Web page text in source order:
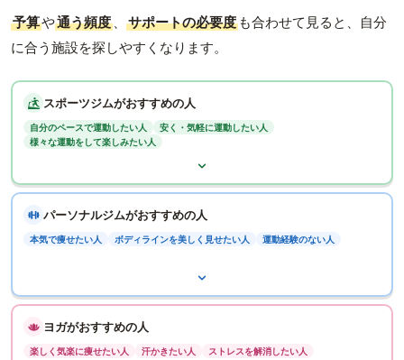
予算や通う頻度 、 サポートの必要度 も合わせて見ると、自分
に合う施設を探しやすくなります。
スポーツジムがおすすめの人
自分のペースで運動したい人
安く・気軽に運動したい人
様々な運動をして楽しみたい人
パーソナルジムがおすすめの人
本気で痩せたい人 ボディラインを美しく見せたい人 運動経験のない人
ヨガがおすすめの人
楽しく気楽に痩せたい人 汗かきたい人 ストレスを解消したい人